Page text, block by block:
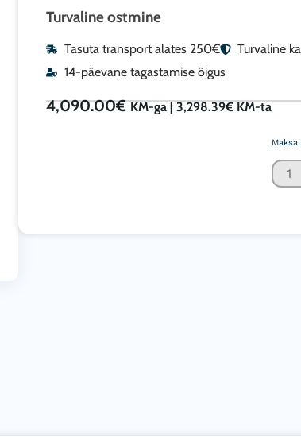
Turvaline ostmine
Tasuta transport alates 250€
Turvaline
14-päevane tagastamise õigus
4,090.00€ KM-ga |3,298.39€ KM-ta
TFV
100